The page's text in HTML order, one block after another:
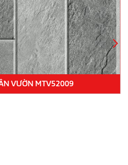
GẠCH LÁT 21.N.159.5502